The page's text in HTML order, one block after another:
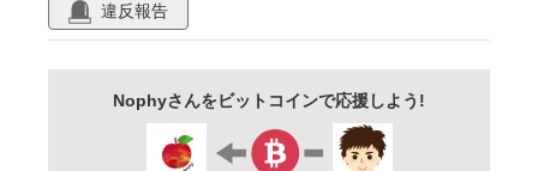
違反報告
Nophyさんをビットコインで応援しよう!